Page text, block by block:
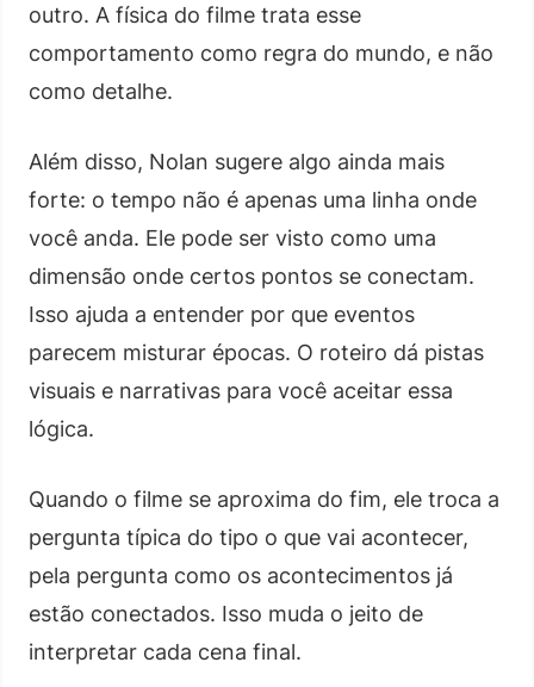
outro. A física do filme trata esse
comportamento como regra do mundo, e não
como detalhe.
Além disso, Nolan sugere algo ainda mais
forte: o tempo não é apenas uma linha onde
você anda. Ele pode ser visto como uma
dimensão onde certos pontos se conectam.
Isso ajuda a entender por que eventos
parecem misturar épocas. O roteiro dá pistas
visuais e narrativas para você aceitar essa
lógica.
Quando o filme se aproxima do fim, ele troca a
pergunta típica do tipo o que vai acontecer,
pela pergunta como os acontecimentos já
estão conectados. Isso muda o jeito de
interpretar cada cena final.